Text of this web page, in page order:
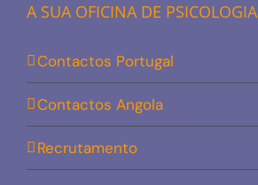
A SUA OFICINA DE PSICOLOGIA
Contactos Portugal
Contactos Angola
Recrutamento